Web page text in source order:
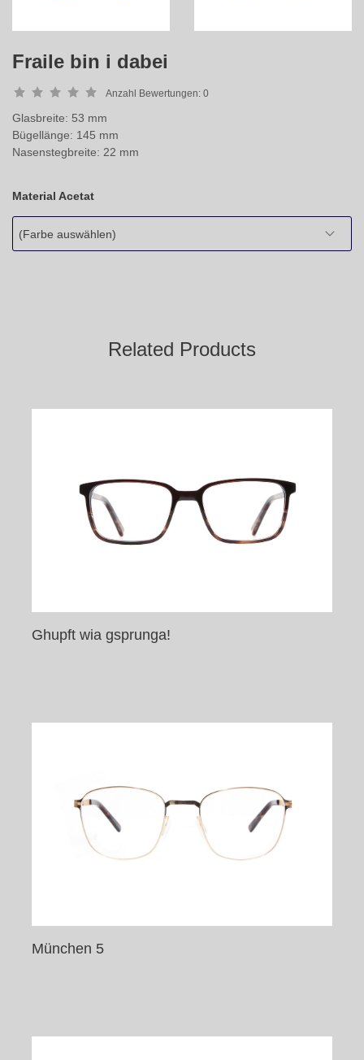
Fraile bin i dabei
Anzahl Bewertungen: 0
Glasbreite: 53 mm
Bügellänge: 145 mm
Nasenstegbreite: 22 mm
Material Acetat
(Farbe auswählen)
Related Products
Ghupft wia gsprunga!
München 5